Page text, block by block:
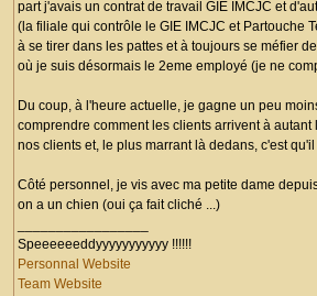
part j'avais un contrat de travail GIE IMCJC et
(la filiale qui contrôle le GIE IMCJC et Partouche
à se tirer dans les pattes et à toujours se méfier
où je suis désormais le 2eme employé (je ne
Du coup, à l'heure actuelle, je gagne un peu
comprendre comment les clients arrivent à
nos clients et, le plus marrant là dedans, c'est
Côté personnel, je vis avec ma petite dame
on a un chien (oui ça fait cliché ...)
Speeeeeeddyyyyyyyyyyy !!!!!!
Personnal Website
Team Website